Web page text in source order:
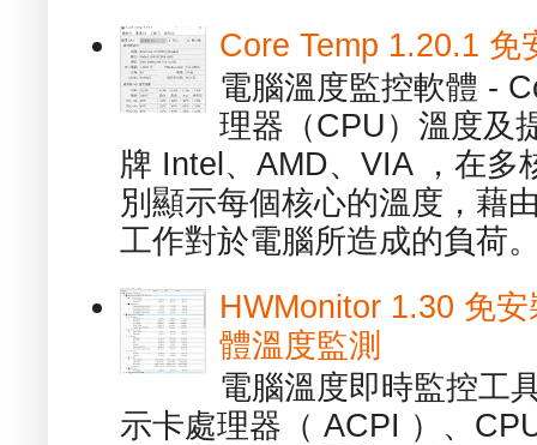
Core Temp 1.20.1 免
電腦溫度監控軟體 -
理器（CPU）溫度及
牌 Intel、AMD、VIA ，在多
別顯示每個核心的溫度，藉
工作對於電腦所造成的負荷
HWMonitor 1.30 免
體溫度監測
電腦溫度即時監控工
示卡處理器（ ACPI ）、